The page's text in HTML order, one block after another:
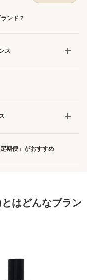
ンド？
ス
期便」がおすすめ
はどんなブラン